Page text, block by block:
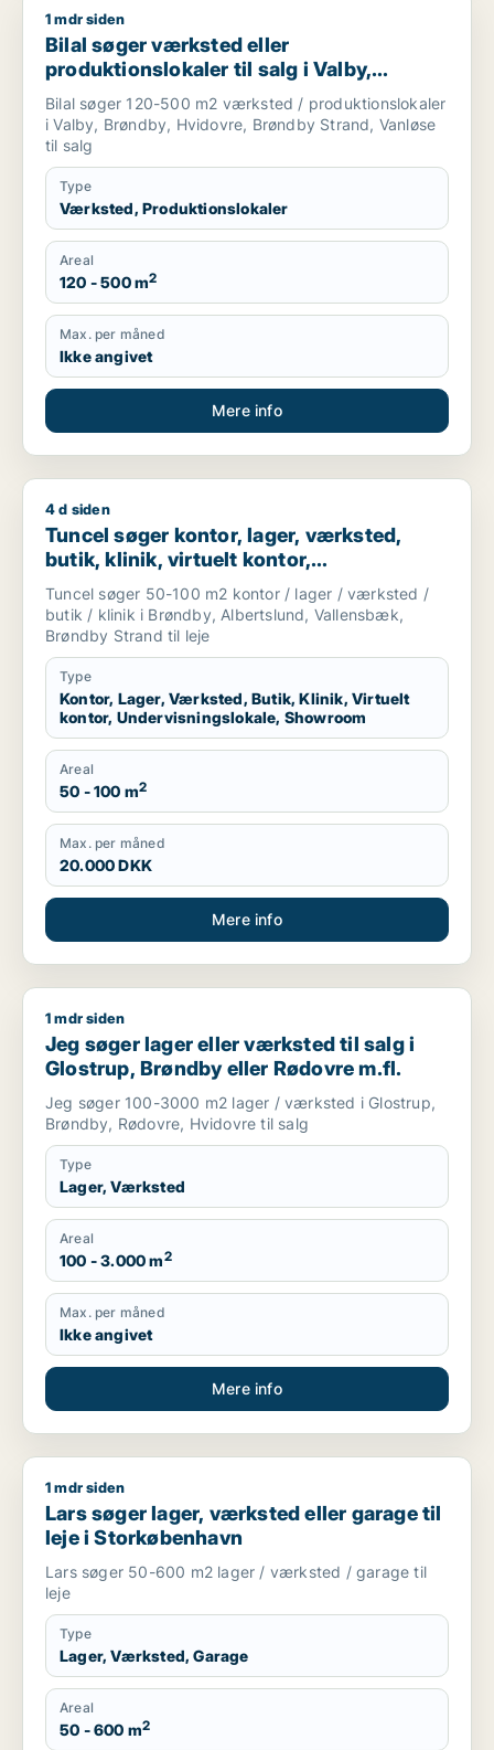
Bilal søger værksted eller produktionslokaler til salg i Valby,
1 mdr siden
Bilal søger værksted eller
produktionslokaler til salg i Valby,
Brøndby eller Hvidovre m.fl.
Bilal søger 120-500 m2 værksted / produktionslokaler
i Valby, Brøndby, Hvidovre, Brøndby Strand, Vanløse
til salg
Type
Værksted, Produktionslokaler
Areal
120 - 500 m2
Max. per måned
Ikke angivet
Mere info
Tuncel søger kontor, lager, værksted, butik, klinik, virtuelt
4 d siden
Tuncel søger kontor, lager, værksted,
butik, klinik, virtuelt kontor,
undervisningslokale eller showroom til
leje i Brøndby, Albertslund eller
Vallensbæk
Tuncel søger 50-100 m2 kontor / lager / værksted /
butik / klinik i Brøndby, Albertslund, Vallensbæk,
Brøndby Strand til leje
Type
Kontor, Lager, Værksted, Butik, Klinik, Virtuelt
kontor, Undervisningslokale, Showroom
Areal
50 - 100 m2
Max. per måned
20.000 DKK
Mere info
Jeg søger lager eller værksted til salg i Glostrup, Brøndby
1 mdr siden
Jeg søger lager eller værksted til salg i
Glostrup, Brøndby eller Rødovre m.fl.
Jeg søger 100-3000 m2 lager / værksted i Glostrup,
Brøndby, Rødovre, Hvidovre til salg
Type
Lager, Værksted
Areal
100 - 3.000 m2
Max. per måned
Ikke angivet
Mere info
Lars søger lager, værksted eller garage til leje i
1 mdr siden
Lars søger lager, værksted eller garage til
leje i Storkøbenhavn
Lars søger 50-600 m2 lager / værksted / garage til
leje
Type
Lager, Værksted, Garage
Areal
50 - 600 m2